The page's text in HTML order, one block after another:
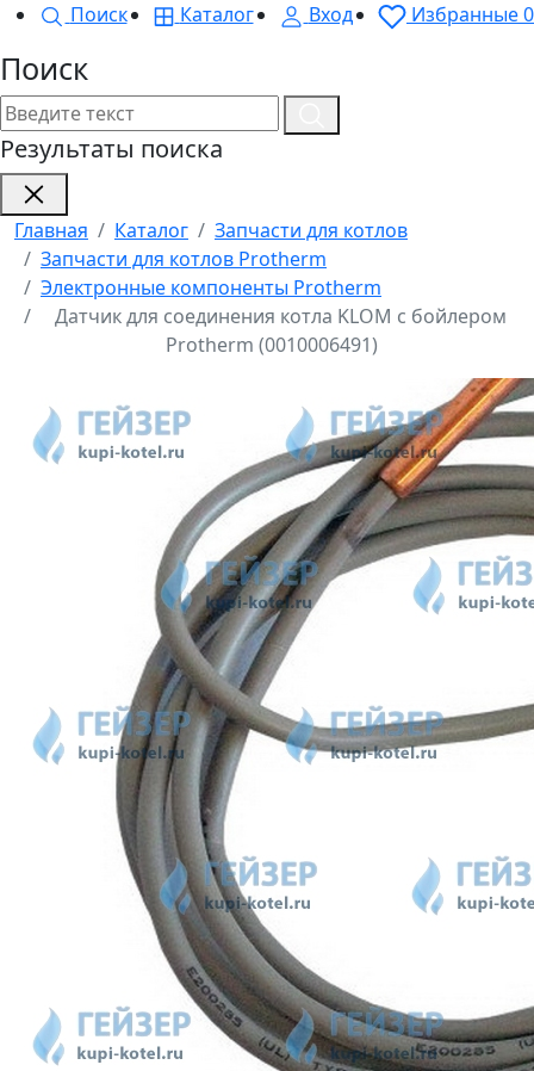
Поиск
Каталог Вход Избранные0
Поиск
Результаты поиска
Главная Каталог
Запчасти для котлов
Запчасти для котлов Protherm
Электронные компоненты Protherm
Датчик для соединения котла KLOM с бойлером
Protherm (0010006491)